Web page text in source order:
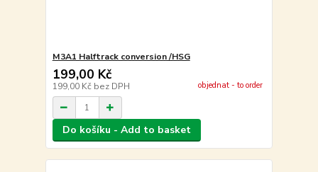
M3A1 Halftrack conversion /HSG
199,00 Kč
199,00 Kč bez DPH objednat - to order
Do košíku - Add to basket